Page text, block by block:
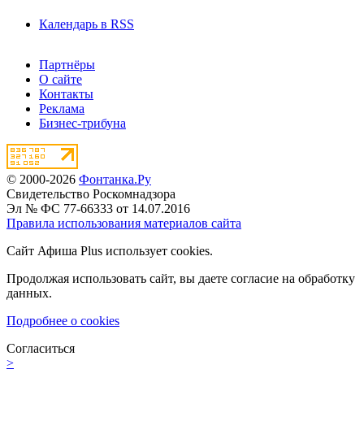
Календарь в RSS
Партнёры
О сайте
Контакты
Реклама
Бизнес-трибуна
© 2000-2026 Фонтанка.Ру
Свидетельство Роскомнадзора
Эл № ФС 77-66333 от 14.07.2016
Правила использования материалов сайта
Сайт Афиша Plus использует cookies.
Продолжая использовать сайт, вы даете согласие на обработку
данных.
Подробнее о cookies
Согласиться
>